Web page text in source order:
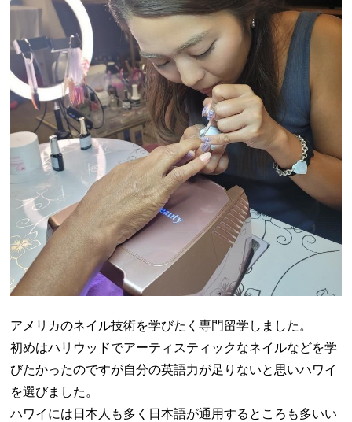
アメリカのネイル技術を学びたく専門留学しました。
初めはハリウッドでアーティスティックなネイルなどを学
びたかったのですが自分の英語力が足りないと思いハワイ
を選びました。
ハワイには日本人も多く日本語が通用するところも多いい